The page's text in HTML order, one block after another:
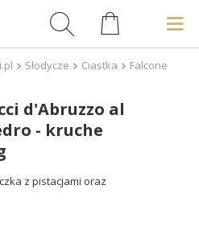
Słodycze Ciastka Falcone
d'Abruzzo al
- kruche
z pistacjami oraz